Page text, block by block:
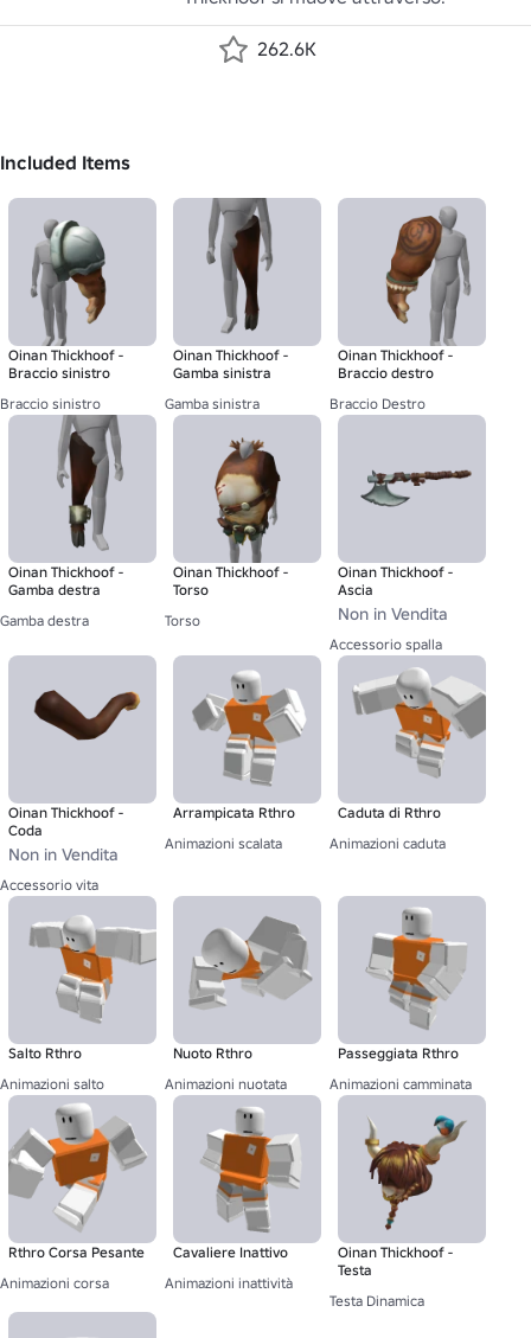
262.6K
Included Items
Oinan Thickhoof -
Braccio sinistro
Braccio sinistro
Oinan Thickhoof -
Gamba sinistra
Gamba sinistra
Oinan Thickhoof -
Braccio destro
Braccio Destro
Oinan Thickhoof -
Gamba destra
Gamba destra
Oinan Thickhoof -
Torso
Torso
Oinan Thickhoof -
Ascia
Non in Vendita
Accessorio spalla
Oinan Thickhoof -
Coda
Non in Vendita
Accessorio vita
Arrampicata Rthro
Animazioni scalata
Caduta di Rthro
Animazioni caduta
Salto Rthro
Animazioni salto
Nuoto Rthro
Animazioni nuotata
Passeggiata Rthro
Animazioni camminata
Rthro Corsa Pesante
Animazioni corsa
Cavaliere Inattivo
Animazioni inattività
Oinan Thickhoof -
Testa
Testa Dinamica